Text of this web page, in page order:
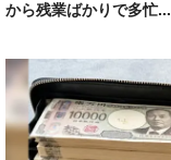
から残業ばかりで多忙...